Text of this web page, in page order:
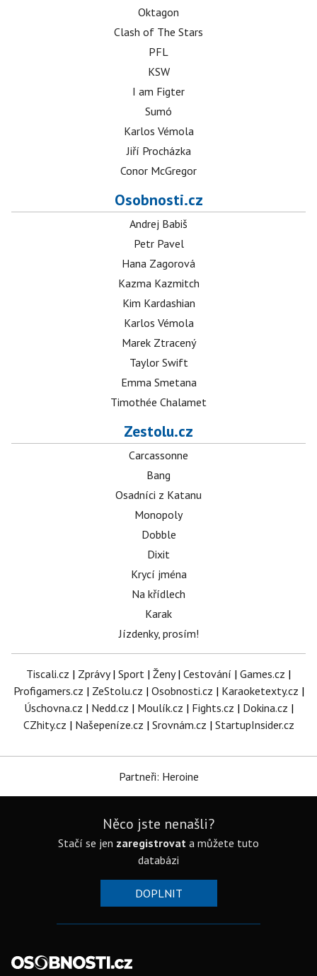
Oktagon
Clash of The Stars
PFL
KSW
I am Figter
Sumó
Karlos Vémola
Jiří Procházka
Conor McGregor
Osobnosti.cz
Andrej Babiš
Petr Pavel
Hana Zagorová
Kazma Kazmitch
Kim Kardashian
Karlos Vémola
Marek Ztracený
Taylor Swift
Emma Smetana
Timothée Chalamet
Zestolu.cz
Carcassonne
Bang
Osadníci z Katanu
Monopoly
Dobble
Dixit
Krycí jména
Na křídlech
Karak
Jízdenky, prosím!
Tiscali.cz | Zprávy| Sport | Ženy| Cestování | Games.cz |
Profigamers.cz | ZeStolu.cz | Osobnosti.cz | Karaoketexty.cz |
Úschovna.cz | Nedd.cz | Moulík.cz | Fights.cz | Dokina.cz |
CZhity.cz | Našepeníze.cz | Srovnám.cz | StartupInsider.cz
Partneři: Heroine
Něco jste nenašli?
Stačí se jen zaregistrovat a můžete tuto
databázi
DOPLNIT